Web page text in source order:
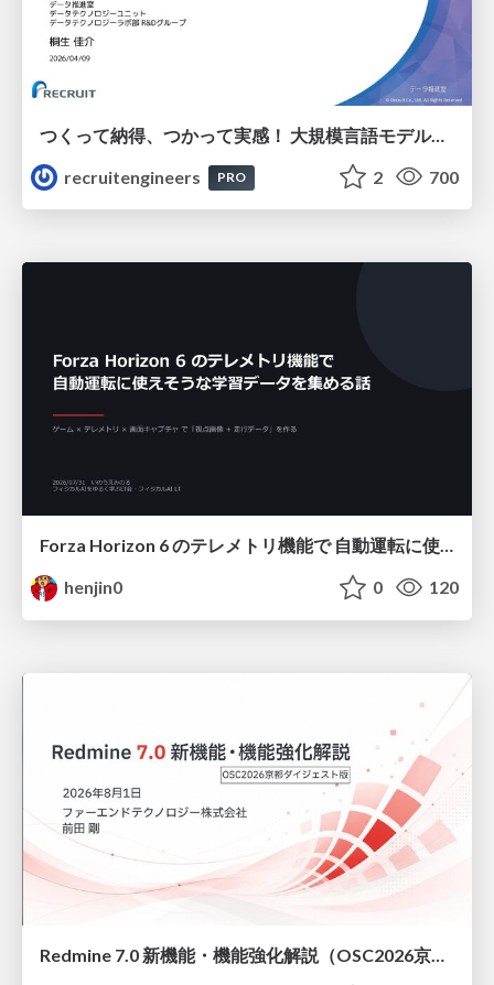
つくって納得、つかって実感！ 大規模言語モデルことはじめ ver2.0
recruitengineers
PRO 2 700
Forza Horizon 6 のテレメトリ機能で 自動運転に使えそうな学習データを集める話
henjin0
0 120
Redmine 7.0 新機能・機能強化解説（OSC2026京都ダイジェスト版）